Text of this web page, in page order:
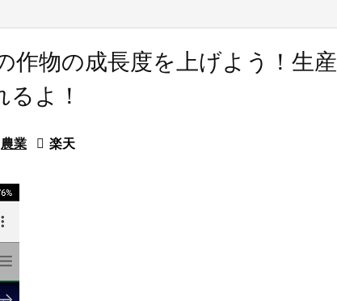
作物の成長度を上げよう！生産
よ！
農業  楽天